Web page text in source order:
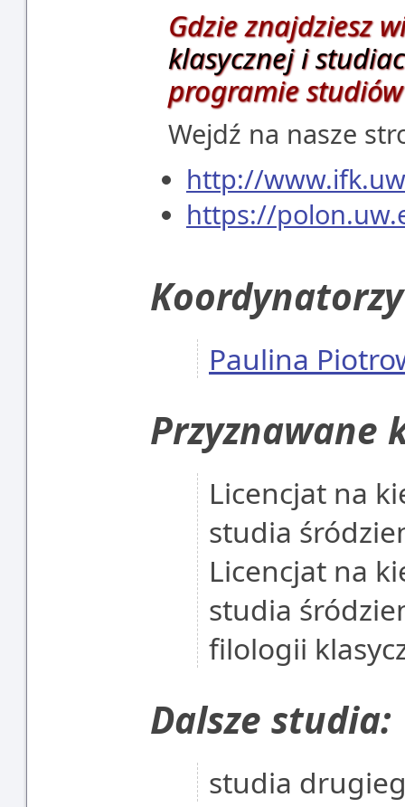
Gdzie znajdziesz
klasycznej i
programie studiów
Wejdź na nasze
http://
https://
Koordynatorzy
Paulina
Przyznawane
Licencjat na
studia
Licencjat na
studia
filologii
Dalsze studia:
studia